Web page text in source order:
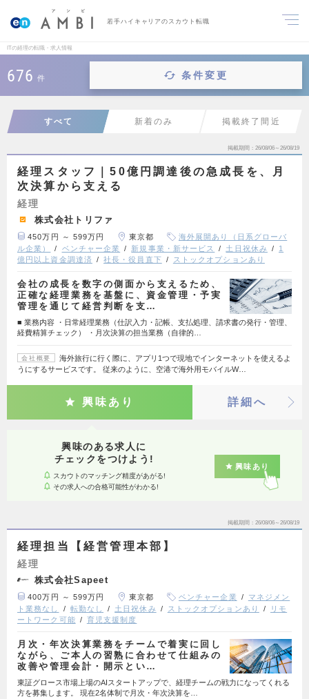
若手ハイキャリアのスカウト転職
ITの経理の転職・求人情報
676 件 条件変更
すべて 新着のみ 掲載終了間近
掲載期間 26/08/06～26/08/19
経理スタッフ｜50億円調達後の急成長を、月
次決算から支える
経理
株式会社トリファ
450万円 ～ 599万円 東京都
海外展開あり（日系グローバ
ル企業）
ベンチャー企業 新規事業・新サービス 土日祝休み
1
億円以上資金調達済
社長・役員直下 ストックオプションあり
会社の成長を数字の側面から支えるため、
正確な経理業務を基盤に、資金管理・予実
管理を通じて経営判断を支…
■ 業務内容 ・日常経理業務（仕訳入力・記帳、支払処理、請求書の発行・管理、
経費精算チェック） ・月次決算の担当業務（自律的…
会社概要
海外旅行に行く際に、アプリ1つで現地でインターネットを使えるよ
うにするサービスです。 従来のように、空港で海外用モバイルW…
興味あり 詳細へ
興味のある求人に
チェックをつけよう!
スカウトのマッチング精度があがる!
その求人への合格可能性がわかる!
興味あり
掲載期間 26/08/06～26/08/19
経理担当【経営管理本部】
経理
株式会社Sapeet
400万円 ～ 599万円 東京都 ベンチャー企業
マネジメン
ト業務なし
転勤なし 土日祝休み ストックオプションあり
リモ
ートワーク可能
育児支援制度
月次・年次決算業務をチームで着実に回し
ながら、ご本人の習熟に合わせて仕組みの
改善や管理会計・開示とい…
東証グロース市場上場のAIスタートアップで、経理チームの戦力になってくれる
方を募集します。 現在2名体制で月次・年次決算を…